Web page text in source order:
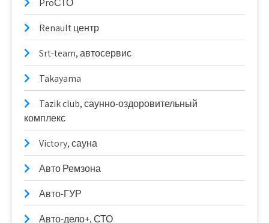
ProСТО
Renault центр
Srt-team, автосервис
Takayama
Tazik club, саунно-оздоровительный
комплекс
Victory, сауна
Авто Ремзона
Авто-ГУР
Авто-дело+, СТО